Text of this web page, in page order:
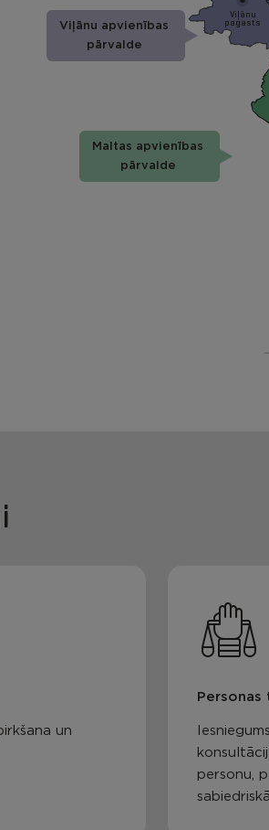
Maltas apvienības
pārvalde
Viļānu apvienības
pārvalde
Viļānu
pagasts
un
Personas
personu,